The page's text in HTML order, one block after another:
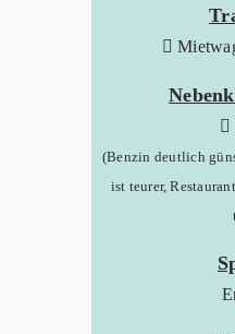
(Benzin deutlich
ist teurer,